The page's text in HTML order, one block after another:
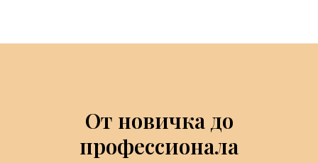
От новичка до
профессионала